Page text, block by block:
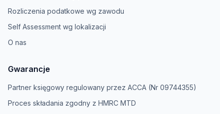
Rozliczenia podatkowe wg zawodu
Self Assessment wg lokalizacji
O nas
Gwarancje
Partner księgowy regulowany przez ACCA (Nr 09744355)
Proces składania zgodny z HMRC MTD